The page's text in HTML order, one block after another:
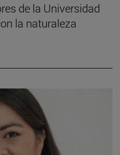
de la Universidad
la naturaleza